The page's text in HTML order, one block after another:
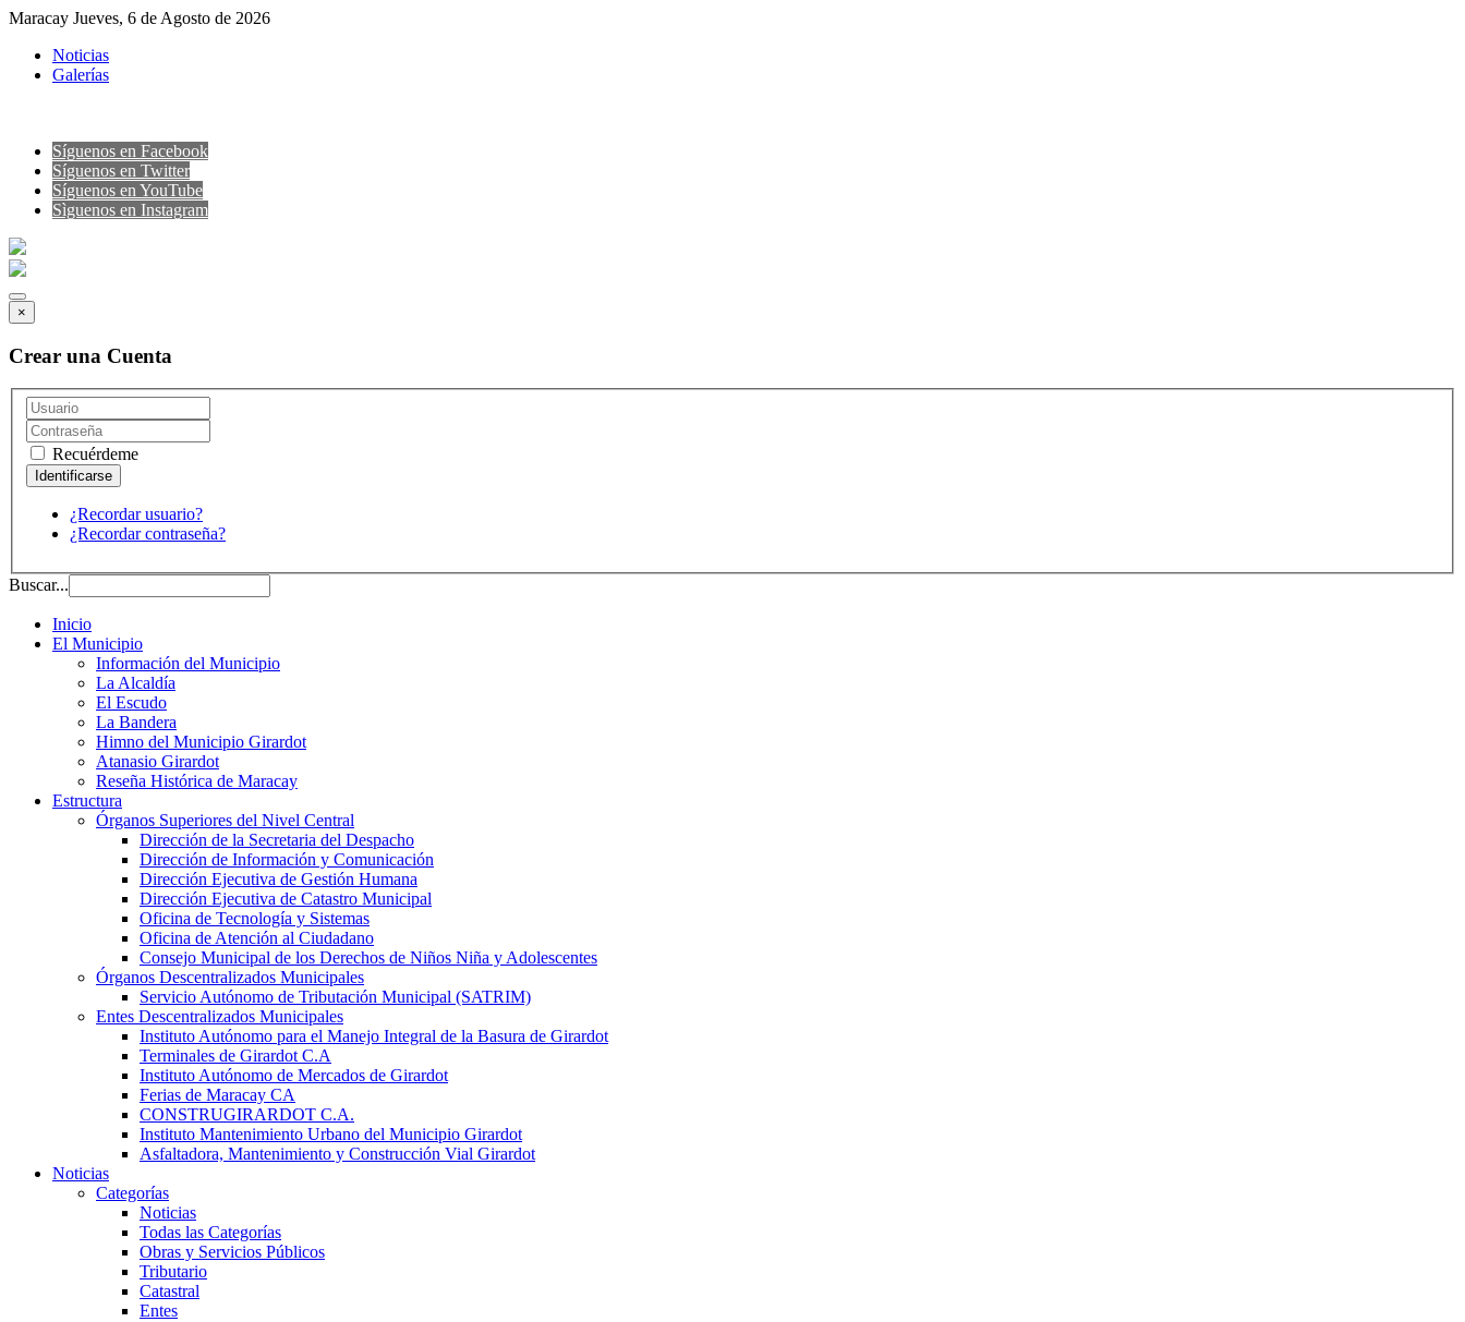
Maracay Jueves, 6 de Agosto de 2026
Noticias
Galerías
Síguenos en Facebook
Síguenos en Twitter
Síguenos en YouTube
Sìguenos en Instagram
×
Crear una Cuenta
Recuérdeme
¿Recordar usuario?
¿Recordar contraseña?
Buscar...
Inicio
El Municipio
Información del Municipio
La Alcaldía
El Escudo
La Bandera
Himno del Municipio Girardot
Atanasio Girardot
Reseña Histórica de Maracay
Estructura
Órganos Superiores del Nivel Central
Dirección de la Secretaria del Despacho
Dirección de Información y Comunicación
Dirección Ejecutiva de Gestión Humana
Dirección Ejecutiva de Catastro Municipal
Oficina de Tecnología y Sistemas
Oficina de Atención al Ciudadano
Consejo Municipal de los Derechos de Niños Niña y Adolescentes
Órganos Descentralizados Municipales
Servicio Autónomo de Tributación Municipal (SATRIM)
Entes Descentralizados Municipales
Instituto Autónomo para el Manejo Integral de la Basura de Girardot
Terminales de Girardot C.A
Instituto Autónomo de Mercados de Girardot
Ferias de Maracay CA
CONSTRUGIRARDOT C.A.
Instituto Mantenimiento Urbano del Municipio Girardot
Asfaltadora, Mantenimiento y Construcción Vial Girardot
Noticias
Categorías
Noticias
Todas las Categorías
Obras y Servicios Públicos
Tributario
Catastral
Entes